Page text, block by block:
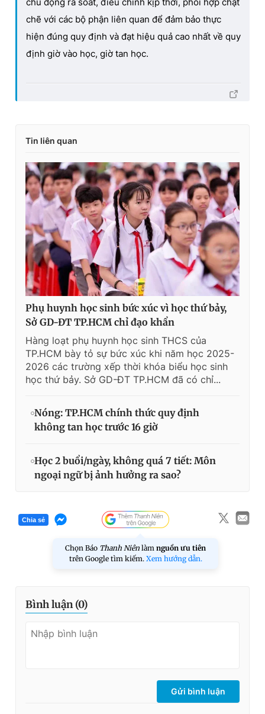
chẽ với các bộ phận liên quan để đảm bảo thực
hiện đúng quy định và đạt hiệu quả cao nhất về quy
định giờ vào học, giờ tan học.
Tin liên quan
Phụ huynh học sinh bức xúc vì học thứ bảy,
Sở GD-ĐT TP.HCM chỉ đạo khẩn
Hàng loạt phụ huynh học sinh THCS của
TP.HCM bày tỏ sự bức xúc khi năm học 2025-
2026 các trường xếp thời khóa biểu học sinh
học thứ bảy. Sở GD-ĐT TP.HCM đã có chỉ...
Nóng: TP.HCM chính thức quy định
không tan học trước 16 giờ
Học 2 buổi/ngày, không quá 7 tiết: Môn
ngoại ngữ bị ảnh hưởng ra sao?
Chia sẻ
Chọn Báo Thanh Niên làm nguồn ưu tiên
trên Google tìm kiếm. Xem hướng dẫn.
Bình luận (0)
Gửi bình luận